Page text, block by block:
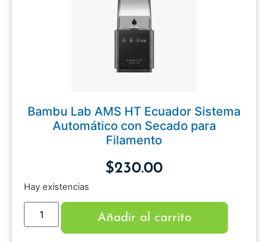
Bambu Lab AMS HT Ecuador Sistema
Automático con Secado para
Filamento
$230.00
Hay existencias
Añadir al carrito